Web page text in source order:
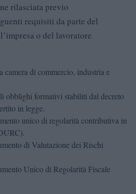
rilasciata previo
requisiti da parte del
o del lavoratore
camera di commercio, industria e
obblighi formativi stabiliti dal decreto
in legge.
unico di regolarità contributiva in
di Valutazione dei Rischi
Unico di Regolarità Fiscale